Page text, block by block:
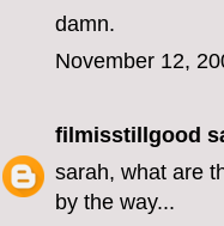
damn.
November 12,
filmisstillgood
sarah, what are
by the way...